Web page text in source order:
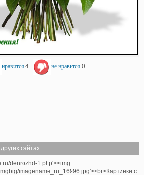
нравится 4 не нравится 0
сайтах
denrozhd-1.php'><img
imagename_ru_16996.jpg'><br>Картинки с